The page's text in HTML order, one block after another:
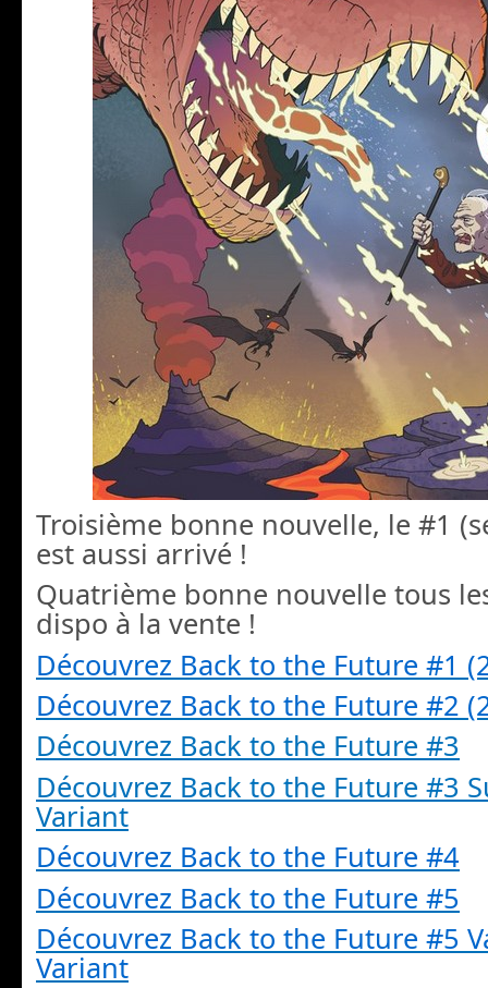
Troisième bonne nouvelle, le #1
est aussi arrivé !
Quatrième bonne nouvelle tous
dispo à la vente !
Découvrez Back to the Future #1
Découvrez Back to the Future #2
Découvrez Back to the Future #3
Découvrez Back to the Future #3
Variant
Découvrez Back to the Future #4
Découvrez Back to the Future #5
Découvrez Back to the Future #5
Variant